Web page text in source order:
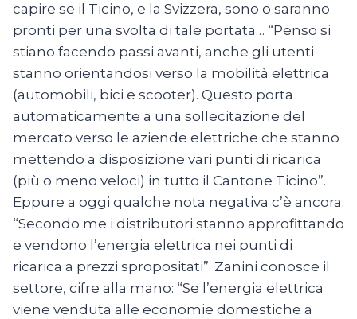
capire se il Ticino, e la Svizzera, sono o saranno
pronti per una svolta di tale portata… “Penso si
stiano facendo passi avanti, anche gli utenti
stanno orientandosi verso la mobilità elettrica
(automobili, bici e scooter). Questo porta
automaticamente a una sollecitazione del
mercato verso le aziende elettriche che stanno
mettendo a disposizione vari punti di ricarica
(più o meno veloci) in tutto il Cantone Ticino”.
Eppure a oggi qualche nota negativa c’è ancora:
“Secondo me i distributori stanno approfittando
e vendono l’energia elettrica nei punti di
ricarica a prezzi spropositati”. Zanini conosce il
settore, cifre alla mano: “Se l’energia elettrica
viene venduta alle economie domestiche a